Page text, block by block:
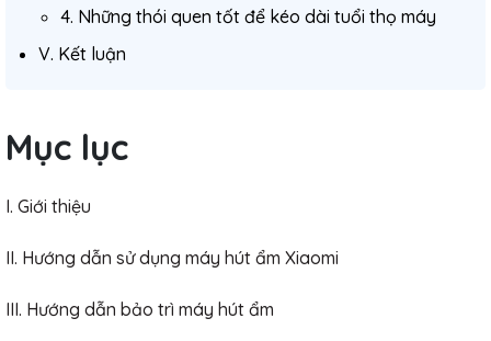
4. Những thói quen tốt để kéo dài tuổi thọ máy
V. Kết luận
Mục lục
I. Giới thiệu
II. Hướng dẫn sử dụng máy hút ẩm Xiaomi
III. Hướng dẫn bảo trì máy hút ẩm